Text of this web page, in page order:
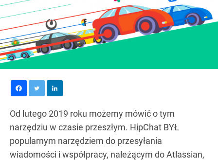
Od lutego 2019 roku możemy mówić o tym
narzędziu w czasie przeszłym. HipChat BYŁ
popularnym narzędziem do przesyłania
wiadomości i współpracy, należącym do Atlassian,